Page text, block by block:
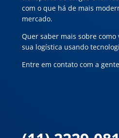
com o que há de mais
mercado.
Quer saber mais sobre
sua logística usando
Entre em contato com a